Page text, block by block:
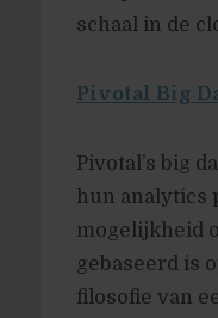
schaal in de
Pivotal Big
Pivotal’s big
hun analytics
mogelijkheid
gebaseerd is
filosofie van